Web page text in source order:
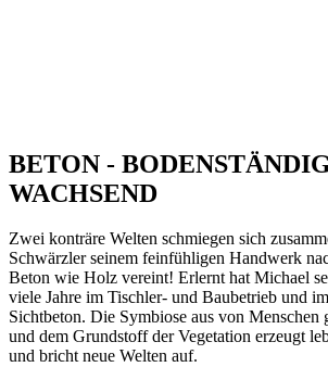
BETON -
WACHSEND
Zwei konträre Welten schmiegen sich
Schwärzler seinem feinfühligen Handwerk
Beton wie Holz vereint! Erlernt hat Michael
viele Jahre im Tischler- und Baubetrieb und
Sichtbeton. Die Symbiose aus von Menschen
und dem Grundstoff der Vegetation erzeugt
und bricht neue Welten auf.